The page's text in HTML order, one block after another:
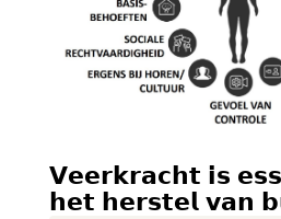
𝗩𝗲𝗲𝗿𝗸𝗿𝗮𝗰𝗵𝘁 𝗶𝘀
𝗵𝗲𝘁 𝗵𝗲𝗿𝘀𝘁𝗲𝗹 𝘃𝗮𝗻